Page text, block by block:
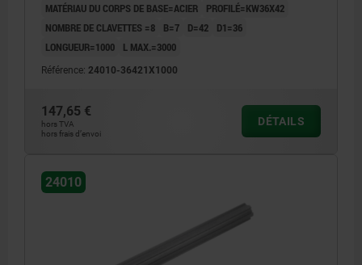
MATÉRIAU DU CORPS DE BASE=ACIER
PROFILÉ=KW36X42
NOMBRE DE CLAVETTES =8
B=7 D=42
D1=36
LONGUEUR=1000
L MAX.=3000
Référence: 24010-36421X1000
147,65 €
hors TVA
hors frais d’envoi
DÉTAILS
24010